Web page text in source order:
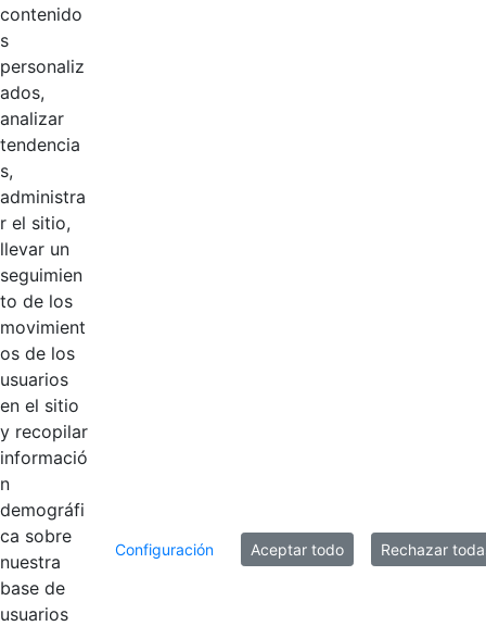
Mostrando el intervalo 1 - 10 de 11 resultados.
contenido
s
personaliz
ados,
analizar
tendencia
s,
administra
r el sitio,
llevar un
seguimien
to de los
movimient
os de los
usuarios
en el sitio
y recopilar
informació
n
demográfi
ca sobre
nuestra
base de
usuarios
Configuración Aceptar todo Rechazar